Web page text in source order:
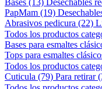
Bases (13) Desechables
PapMam (19)
Abrasivos pedicura (22)
Todos los productos
Bases para esmaltes
Tops para esmaltes
Todos los productos
Cuticula (79) Para retirar